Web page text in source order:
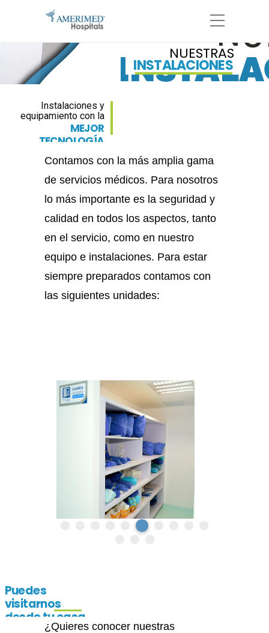
NUESTRAS
INSTALACIONES
MEJOR
TECNOLOGÍA
Instalaciones y
equipamiento con la
Contamos con la más amplia gama
de servicios médicos. Para nosotros
lo más importante es la seguridad y
calidad en todos los aspectos, tanto
en el servicio, como en nuestro
equipo e instalaciones. Para estar
siempre preparados contamos con
las siguientes unidades:
Puedes
visitarnos
desde tu casa
¿Quieres conocer nuestras